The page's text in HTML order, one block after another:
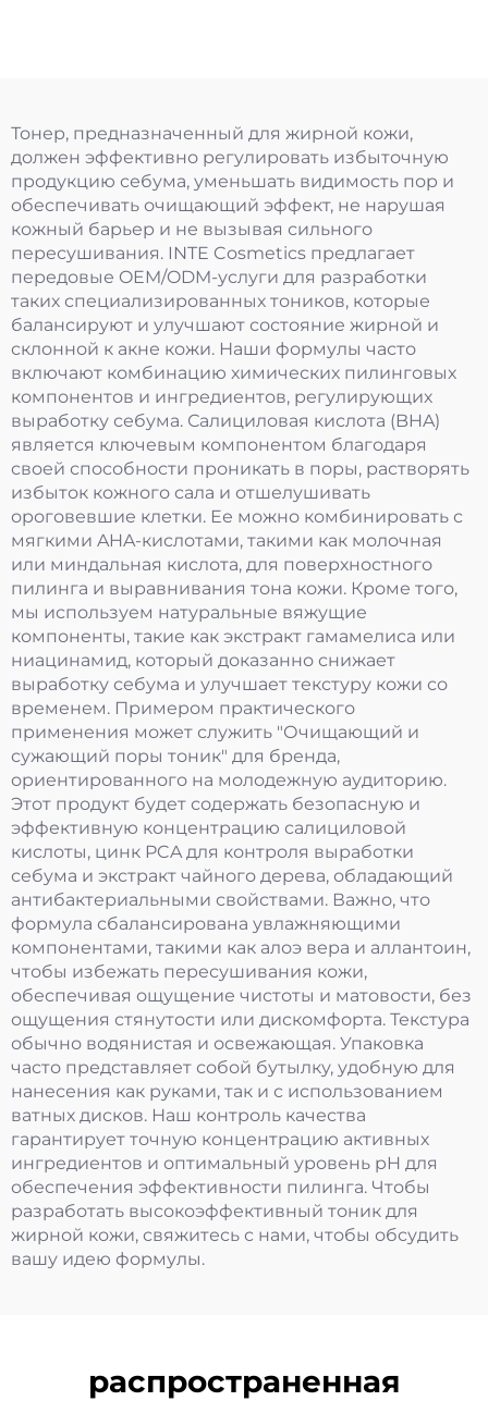
Тонер, предназначенный для жирной кожи,
должен эффективно регулировать избыточную
продукцию себума, уменьшать видимость пор и
обеспечивать очищающий эффект, не нарушая
кожный барьер и не вызывая сильного
пересушивания. INTE Cosmetics предлагает
передовые OEM/ODM-услуги для разработки
таких специализированных тоников, которые
балансируют и улучшают состояние жирной и
склонной к акне кожи. Наши формулы часто
включают комбинацию химических пилинговых
компонентов и ингредиентов, регулирующих
выработку себума. Салициловая кислота (BHA)
является ключевым компонентом благодаря
своей способности проникать в поры, растворять
избыток кожного сала и отшелушивать
ороговевшие клетки. Ее можно комбинировать с
мягкими AHA-кислотами, такими как молочная
или миндальная кислота, для поверхностного
пилинга и выравнивания тона кожи. Кроме того,
мы используем натуральные вяжущие
компоненты, такие как экстракт гамамелиса или
ниацинамид, который доказанно снижает
выработку себума и улучшает текстуру кожи со
временем. Примером практического
применения может служить "Очищающий и
сужающий поры тоник" для бренда,
ориентированного на молодежную аудиторию.
Этот продукт будет содержать безопасную и
эффективную концентрацию салициловой
кислоты, цинк PCA для контроля выработки
себума и экстракт чайного дерева, обладающий
антибактериальными свойствами. Важно, что
формула сбалансирована увлажняющими
компонентами, такими как алоэ вера и аллантоин,
чтобы избежать пересушивания кожи,
обеспечивая ощущение чистоты и матовости, без
ощущения стянутости или дискомфорта. Текстура
обычно водянистая и освежающая. Упаковка
часто представляет собой бутылку, удобную для
нанесения как руками, так и с использованием
ватных дисков. Наш контроль качества
гарантирует точную концентрацию активных
ингредиентов и оптимальный уровень pH для
обеспечения эффективности пилинга. Чтобы
разработать высокоэффективный тоник для
жирной кожи, свяжитесь с нами, чтобы обсудить
вашу идею формулы.
распространенная